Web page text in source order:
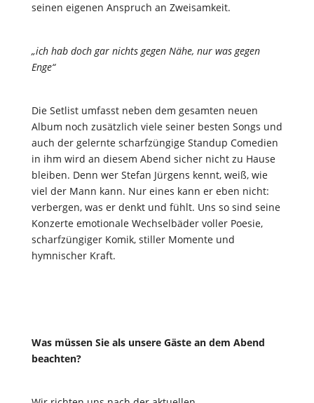
seinen eigenen Anspruch an Zweisamkeit.
„ich hab doch gar nichts gegen Nähe, nur was gegen
Enge“
Die Setlist umfasst neben dem gesamten neuen
Album noch zusätzlich viele seiner besten Songs und
auch der gelernte scharfzüngige Standup Comedien
in ihm wird an diesem Abend sicher nicht zu Hause
bleiben. Denn wer Stefan Jürgens kennt, weiß, wie
viel der Mann kann. Nur eines kann er eben nicht:
verbergen, was er denkt und fühlt. Uns so sind seine
Konzerte emotionale Wechselbäder voller Poesie,
scharfzüngiger Komik, stiller Momente und
hymnischer Kraft.
Was müssen Sie als unsere Gäste an dem Abend
beachten?